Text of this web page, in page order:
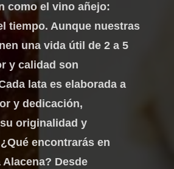
como el vino añejo:
tiempo. Aunque nuestras
una vida útil de 2 a 5
y calidad son
lata es elaborada a
y dedicación,
originalidad y
encontrarás en
Desde